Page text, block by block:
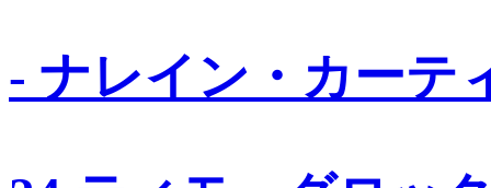
- ナレイン・カーテ